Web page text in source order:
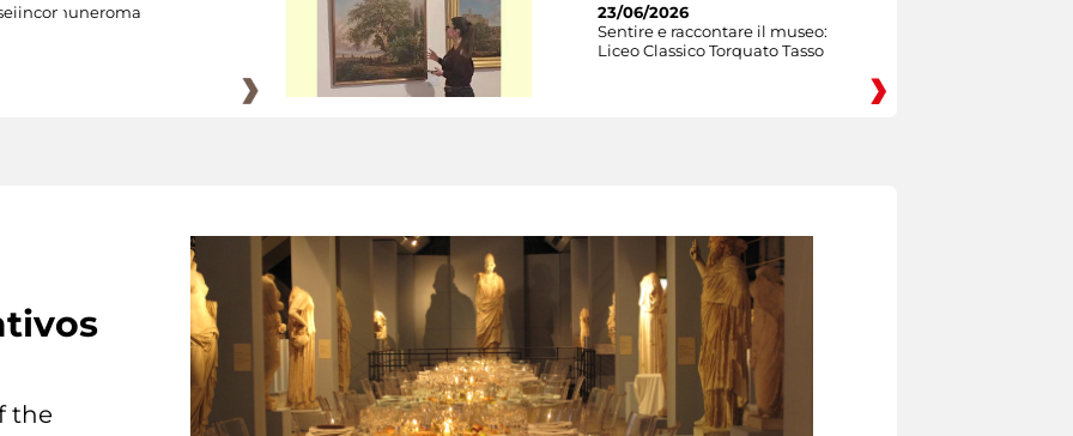
23/06/2026
Sentire e raccontare il museo:
Liceo Classico Torquato Tasso
the